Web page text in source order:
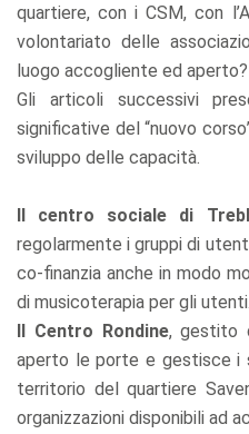
quartiere, con i CSM, con
volontariato delle
luogo accogliente ed aperto?
Gli articoli successivi
significative del “nuovo
sviluppo delle capacità.
Il centro sociale di
regolarmente i gruppi di
co-finanzia anche in modo
di musicoterapia per gli utenti.
Il Centro Rondine, gestito
aperto le porte e gestisce i
territorio del quartiere
organizzazioni disponibili ad